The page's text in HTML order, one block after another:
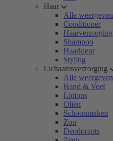
Haar
Alle weergeven
Conditioner
Haarverzorging
Shampoo
Haarkleur
Styling
Lichaamsverzorging
Alle weergeven
Hand & Voet
Lotions
Oliën
Schoonmaken
Zon
Deodorants